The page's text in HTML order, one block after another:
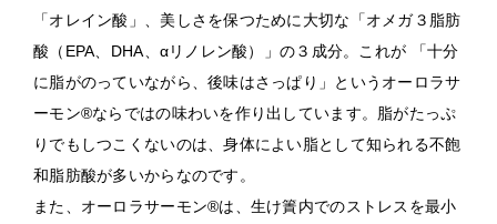
「オレイン酸」、美しさを保つために大切な「オメガ３脂肪
酸（EPA、DHA、αリノレン酸）」の３成分。これが 「十分
に脂がのっていながら、後味はさっぱり」というオーロラサ
ーモン®ならではの味わいを作り出しています。脂がたっぷ
りでもしつこくないのは、身体によい脂として知られる不飽
和脂肪酸が多いからなのです。
また、オーロラサーモン®は、生け簀内でのストレスを最小